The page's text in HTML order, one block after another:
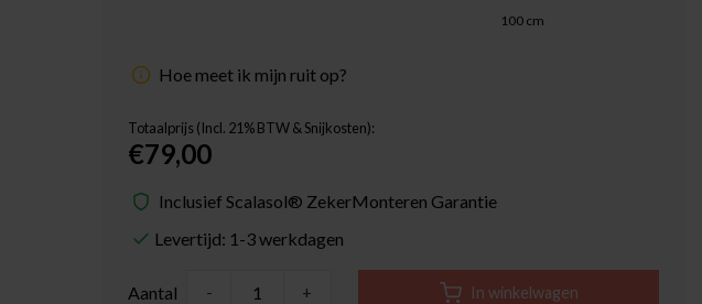
100 cm
Hoe meet ik mijn ruit op?
Totaalprijs (Incl. 21% BTW & Snijkosten):
€79,00
Inclusief Scalasol® ZekerMonteren Garantie
Levertijd: 1-3 werkdagen
Aantal - + In winkelwagen